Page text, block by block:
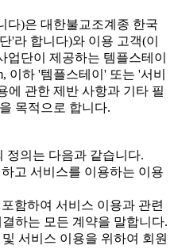
다)은 대한불교조계종 한국
'라 합니다)와 이용 고객(이
단이 제공하는 템플스테이
이하 '템플스테이' 또는 '서비
에 관한 제반 사항과 기타 필
목적으로 합니다.
정의는 다음과 같습니다.
고 서비스를 이용하는 이용
함하여 서비스 이용과 관련
하는 모든 계약을 말합니다.
서비스 이용을 위하여 회원